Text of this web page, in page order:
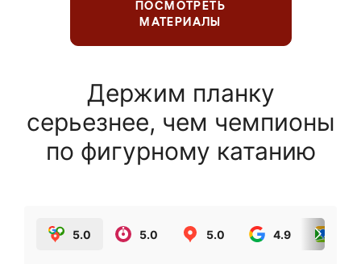
ПОСМОТРЕТЬ
МАТЕРИАЛЫ
Держим планку
серьезнее, чем чемпионы
по фигурному катанию
5.0 5.0 5.0 4.9